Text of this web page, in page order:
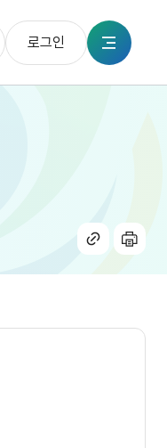
로그인
전체메뉴